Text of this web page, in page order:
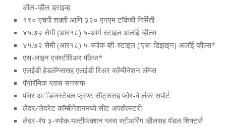
ऑल-व्‍हील ड्राइव्‍ह.
१९० एचपी शक्‍ती आणि ३२० एनएम टॉर्कची निर्मिती
४५.७२ सेमी (आर१८) ५-आर्म स्‍टाइल अलॉई व्‍हील्‍स
४५.७२ सेमी (आर१८) ५-स्‍पोक व्‍ही-स्‍टाइल (‘एस’ डिझाइन) अलॉई व्‍हील्‍स*
एस-लाइन एक्‍स्‍टीरिअर पॅकेज*
एलईडी हेडलॅम्‍प्‍ससह एलईडी रिअर कॉम्‍बीनेशन लॅम्‍प्‍स
पॅनोरॅमिक ग्‍लास सनरूफ
पॉवर अॅडजस्‍टेबल फ्रण्‍ट सीट्ससह फोर-वे लंबर सपोर्ट
लेदर/लेदरेट कॉम्‍बीनेशनमध्‍ये सीट अपहोल्‍स्‍टरी
लेदर-रॅप ३-स्‍पोक मल्‍टीफंक्‍शन प्‍लस स्‍टीअरिंग व्‍हीलसह पॅडल शिफ्टर्स